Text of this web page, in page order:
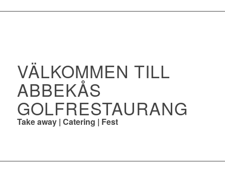
VÄLKOMMEN TILL
ABBEKÅS
GOLFRESTAURANG
Take away | Catering | Fest